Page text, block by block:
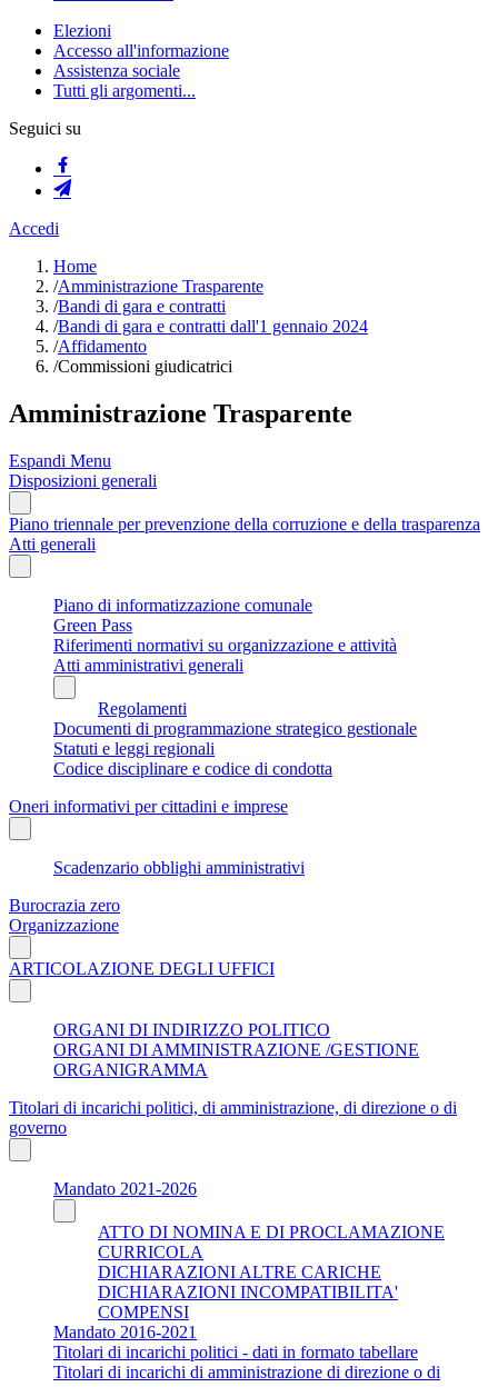
Elezioni
Accesso all'informazione
Assistenza sociale
Tutti gli argomenti...
Seguici su
Accedi
Home
/Amministrazione Trasparente
/Bandi di gara e contratti
/Bandi di gara e contratti dall'1 gennaio 2024
/Affidamento
/Commissioni giudicatrici
Amministrazione Trasparente
Espandi Menu
Disposizioni generali
Piano triennale per prevenzione della corruzione e della trasparenza
Atti generali
Piano di informatizzazione comunale
Green Pass
Riferimenti normativi su organizzazione e attività
Atti amministrativi generali
Regolamenti
Documenti di programmazione strategico gestionale
Statuti e leggi regionali
Codice disciplinare e codice di condotta
Oneri informativi per cittadini e imprese
Scadenzario obblighi amministrativi
Burocrazia zero
Organizzazione
ARTICOLAZIONE DEGLI UFFICI
ORGANI DI INDIRIZZO POLITICO
ORGANI DI AMMINISTRAZIONE /GESTIONE
ORGANIGRAMMA
Titolari di incarichi politici, di amministrazione, di direzione o di
governo
Mandato 2021-2026
ATTO DI NOMINA E DI PROCLAMAZIONE
CURRICOLA
DICHIARAZIONI ALTRE CARICHE
DICHIARAZIONI INCOMPATIBILITA'
COMPENSI
Mandato 2016-2021
Titolari di incarichi politici - dati in formato tabellare
Titolari di incarichi di amministrazione di direzione o di